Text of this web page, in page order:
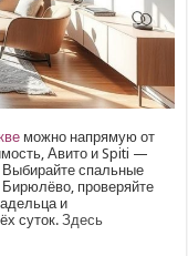
можно напрямую от
Авито и Spiti —
Выбирайте спальные
проверяйте
и
суток.Здесь